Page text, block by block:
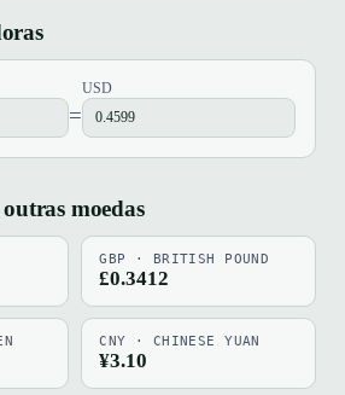
=
USD
moedas
GBP · BRITISH POUND
£0.3412
CNY · CHINESE YUAN
¥3.10